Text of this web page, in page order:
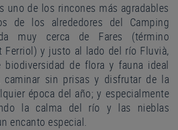
uno de los rincones más agradables
de los alrededores del Camping
muy cerca de Fares (término
Ferriol) y justo al lado del río Fluvià,
biodiversidad de flora y fauna ideal
caminar sin prisas y disfrutar de la
época del año; y especialmente
la calma del río y las nieblas
encanto especial.